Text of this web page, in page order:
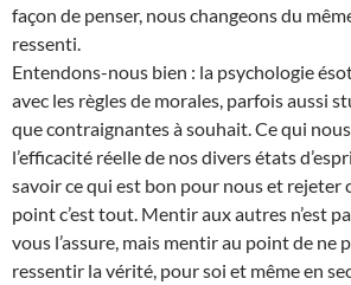
façon de penser, nous changeons du
ressenti.
Entendons-nous bien : la psychologie
avec les règles de morales, parfois aussi
que contraignantes à souhait. Ce qui nous
l’efficacité réelle de nos divers états
savoir ce qui est bon pour nous et rejeter
point c’est tout. Mentir aux autres n’est
vous l’assure, mais mentir au point de ne
ressentir la vérité, pour soi et même en